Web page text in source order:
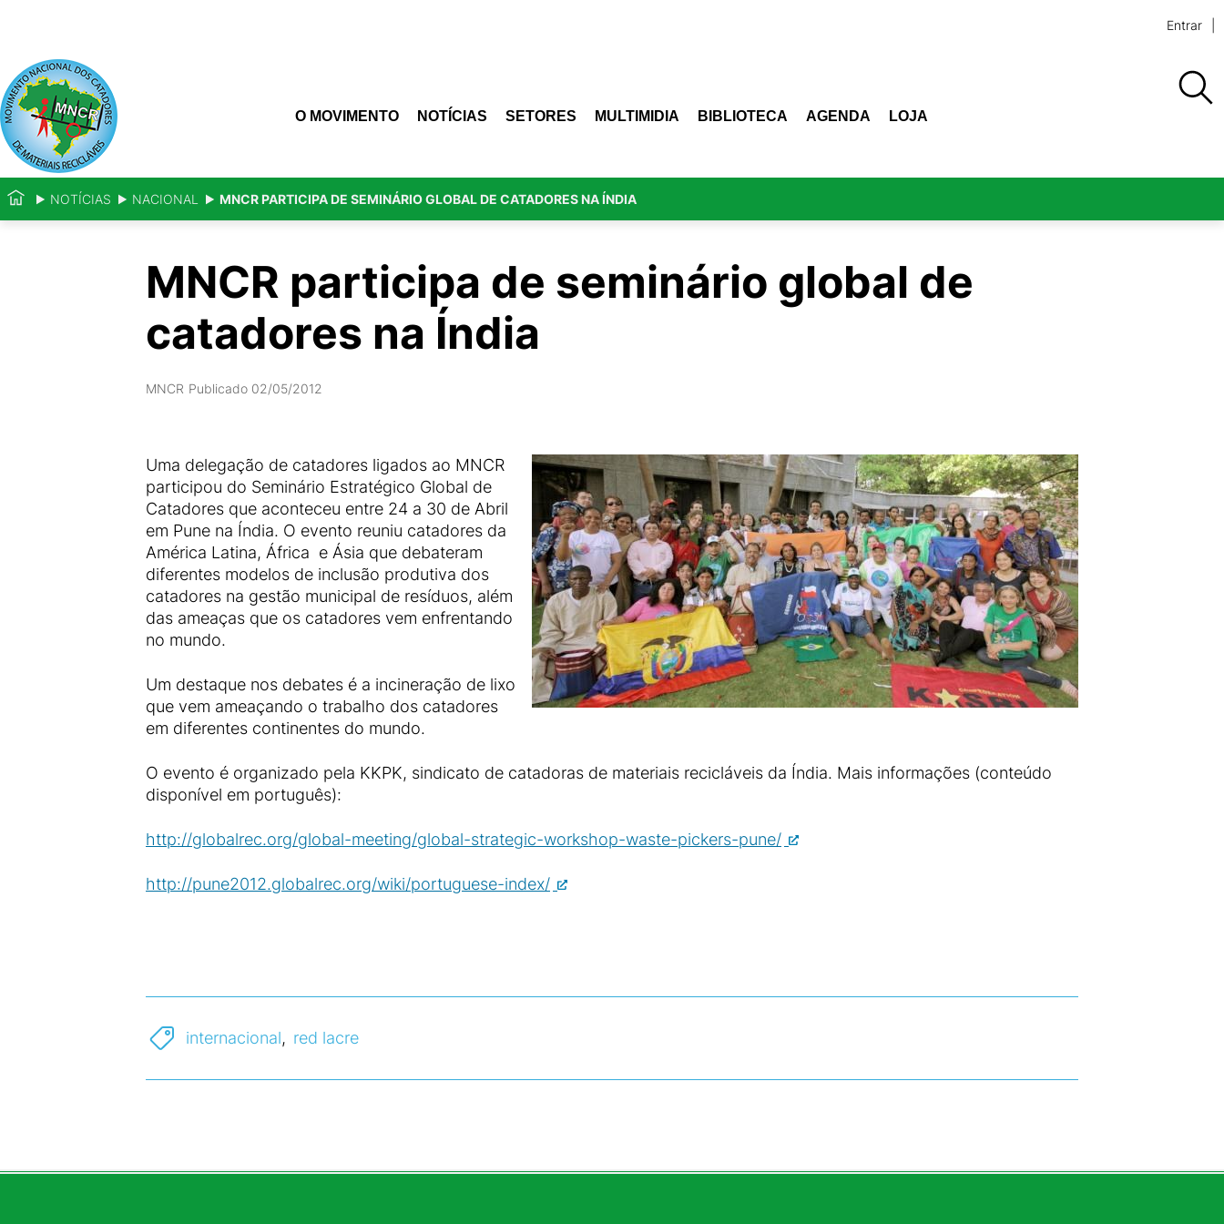
Entrar
O MOVIMENTO NOTÍCIAS SETORES MULTIMIDIA BIBLIOTECA AGENDA LOJA
NOTÍCIAS NACIONAL MNCR PARTICIPA DE SEMINÁRIO GLOBAL DE CATADORES NA ÍNDIA
MNCR participa de seminário global de
catadores na Índia
MNCR Publicado 02/05/2012
Uma delegação de catadores ligados ao MNCR
participou do Seminário Estratégico Global de
Catadores que aconteceu entre 24 a 30 de Abril
em Pune na Índia. O evento reuniu catadores da
América Latina, África e Ásia que debateram
diferentes modelos de inclusão produtiva dos
catadores na gestão municipal de resíduos, além
das ameaças que os catadores vem enfrentando
no mundo.
Um destaque nos debates é a incineração de lixo
que vem ameaçando o trabalho dos catadores
em diferentes continentes do mundo.
O evento é organizado pela KKPK, sindicato de catadoras de materiais recicláveis da Índia. Mais informações (conteúdo
disponível em português):
http://globalrec.org/global-meeting/global-strategic-workshop-waste-pickers-pune/
http://pune2012.globalrec.org/wiki/portuguese-index/
internacional, red lacre